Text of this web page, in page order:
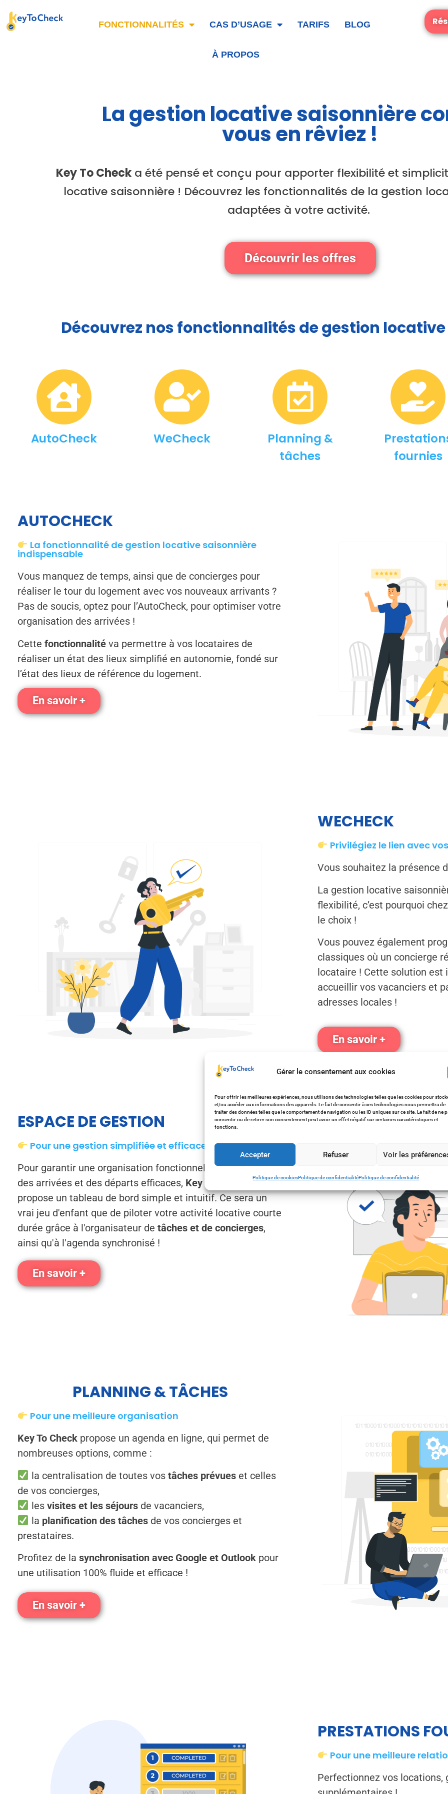
Gérer le consentement aux cookies
Pour offrir les meilleures expériences, nous utilisons des technologies telles que les cookies pour
et/ou accéder aux informations des appareils. Le fait de consentir à ces technologies nous permettra de
traiter des données telles que le comportement de navigation ou les ID uniques sur ce site. Le fait de ne
consentir ou de retirer son consentement peut avoir un effet négatif sur certaines caractéristiques et
fonctions.
Accepter Refuser Voir les
Politique de cookiesPolitique de confidentialitéPolitique de confidentialité
FONCTIONNALITÉS CAS D’USAGE TARIFS BLOG
À PROPOS
La gestion locative saisonnière
vous en rêviez !
Key To Checka été pensé et conçu pour apporter flexibilité et
locative saisonnière ! Découvrez les fonctionnalités de la gestion
adaptées à votre activité.
Découvrir les offres
Découvrez nos fonctionnalités de gestion
AutoCheck WeCheck
Planning &
tâches
fournies
AUTOCHECK
La fonctionnalité de gestion locative saisonnière
indispensable
Vous manquez de temps, ainsi que de concierges pour
réaliser le tour du logement avec vos nouveaux arrivants ?
Pas de soucis, optez pour l’AutoCheck, pour optimiser votre
organisation des arrivées !
Cette fonctionnalité va permettre à vos locataires de
réaliser un état des lieux simplifié en autonomie, fondé sur
l’état des lieux de référence du logement.
En savoir +
WECHECK
Privilégiez le lien avec
Vous souhaitez la présence
La gestion locative
flexibilité, c’est pourquoi chez
le choix !
Vous pouvez également
classiques où un concierge
locataire ! Cette solution est
accueillir vos vacanciers et
adresses locales !
En savoir +
ESPACE DE GESTION
Pour une gestion simplifiée et efficace
Pour garantir une organisation fonctionnelle et une gestion
des arrivées et des départs efficaces, Key To Check
vous
propose un tableau de bord simple et intuitif. Ce sera un
vrai jeu d'enfant que de piloter votre activité locative courte
durée grâce à l'organisateur de tâches et de concierges,
ainsi qu'à l'agenda synchronisé !
En savoir +
PLANNING & TÂCHES
Pour une meilleure organisation
Key To Check propose un agenda en ligne, qui permet de
nombreuses options, comme :
la centralisation de toutes vos tâches prévueset celles
de vos concierges,
les visites et les séjoursde vacanciers,
la planification des tâchesde vos concierges et
prestataires.
Profitez de la synchronisation avec Google et Outlook pour
une utilisation 100% fluide et efficace !
En savoir +
PRESTATIONS
Pour une meilleure
Perfectionnez vos locations,